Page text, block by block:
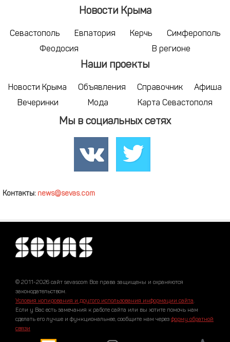
Новости Крыма
Севастополь Евпатория Керчь
Симферополь
Феодосия
В регионе
Наши проекты
Новости Крыма Объявления Справочник
Афиша
Вечеринки
Мода Карта Севастополя
Мы в социальных сетях
Контакты: news@sevas.com
© 2011-2026 сайт sevascom Все права защищены и охраняются
законодательством.
Условия копирования и другого использования информации сайта.
Если у Вас есть замечания к работе сайта или вы хотите помочь нам
сделать его лучше и функциональнее, сообщите нам через форму обратной
связи